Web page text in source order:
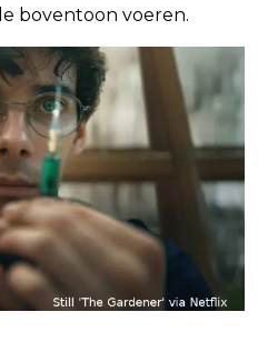
boventoon voeren.